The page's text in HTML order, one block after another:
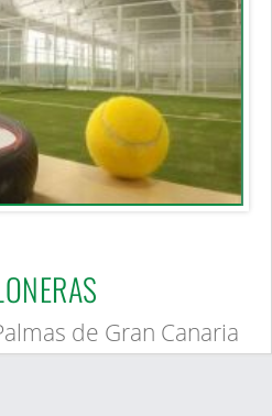
de Gran Canaria